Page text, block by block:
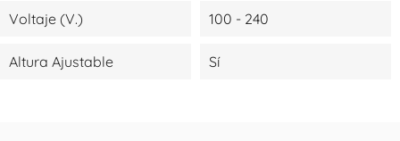
Voltaje (V.) 100 - 240
Altura Ajustable Sí